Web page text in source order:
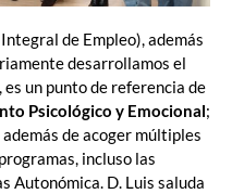
de Empleo), además
desarrollamos el
un punto de referencia de
Psicológico y Emocional;
además de acoger múltiples
incluso las
Autonómica. D. Luis saluda